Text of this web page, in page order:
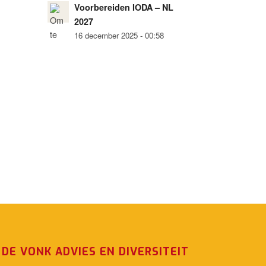
Voorbereiden IODA – NL
2027
16 december 2025 - 00:58
DE VONK ADVIES EN DIVERSITEIT